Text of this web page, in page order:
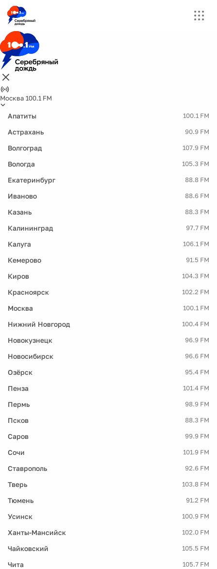
Москва 100.1 FM
Апатиты 100.1 FM
Астрахань 90.9 FM
Волгоград 107.9 FM
Вологда 105.3 FM
Екатеринбург 88.8 FM
Иваново 88.6 FM
Казань 88.3 FM
Калининград 97.7 FM
Калуга 106.1 FM
Кемерово 91.5 FM
Киров 104.3 FM
Красноярск 102.2 FM
Москва 100.1 FM
Нижний Новгород 100.4 FM
Новокузнецк 96.9 FM
Новосибирск 96.6 FM
Озёрск 95.4 FM
Пенза 101.4 FM
Пермь 98.9 FM
Псков 88.3 FM
Саров 99.9 FM
Сочи 101.9 FM
Ставрополь 92.6 FM
Тверь 103.8 FM
Тюмень 91.2 FM
Усинск 100.9 FM
Ханты-Мансийск 102.0 FM
Чайковский 105.5 FM
Чита 105.7 FM